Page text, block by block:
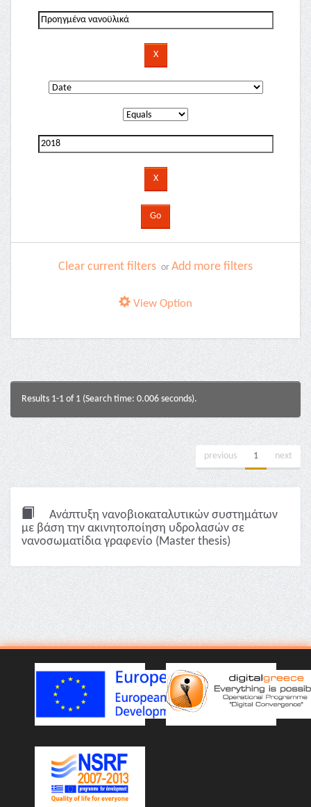
Clear current filters or Add more filters
View Option
Results 1-1 of 1 (Search time: 0.006 seconds).
previous 1 next
Ανάπτυξη νανοβιοκαταλυτικών συστημάτων
με βάση την ακινητοποίηση υδρολασών σε
νανοσωματίδια γραφενίο (Master thesis)